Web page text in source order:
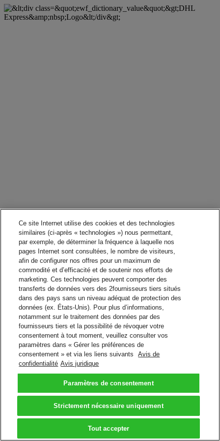
Ce site Internet utilise des cookies et des technologies
similaires (ci-après « technologies ») nous permettant,
par exemple, de déterminer la fréquence à laquelle nos
pages Internet sont consultées, le nombre de visiteurs,
afin de configurer nos offres pour un maximum de
commodité et d’efficacité et de soutenir nos efforts de
marketing. Ces technologies peuvent comporter des
transferts de données vers des 2fournisseurs tiers situés
dans des pays sans un niveau adéquat de protection des
données (ex. États-Unis). Pour plus d’informations,
notamment sur le traitement des données par des
fournisseurs tiers et la possibilité de révoquer votre
consentement à tout moment, veuillez consulter vos
paramètres dans « Gérer les préférences de
consentement » et via les liens suivants
Avis de
confidentialité Avis juridique
Paramètres de consentement
Strictement nécessaire uniquement
Tout accepter